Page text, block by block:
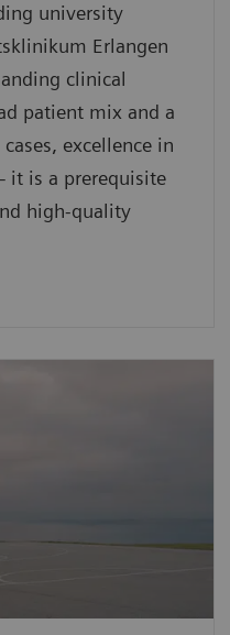
university
Erlangen
clinical
patient mix and a
excellence in
it is a prerequisite
high‑quality